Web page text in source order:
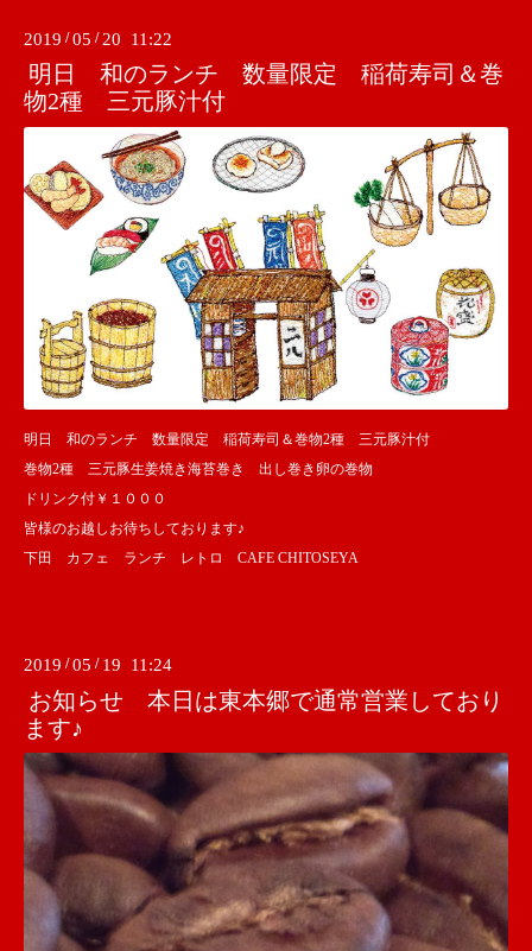
2019 /05 / 20 11:22
明日 和のランチ 数量限定 稲荷寿司＆巻
物2種 三元豚汁付
明日 和のランチ 数量限定 稲荷寿司＆巻物2種 三元豚汁付
巻物2種 三元豚生姜焼き海苔巻き 出し巻き卵の巻物
ドリンク付￥１０００
皆様のお越しお待ちしております♪
下田 カフェ ランチ レトロ CAFE CHITOSEYA
2019 /05 / 19 11:24
お知らせ 本日は東本郷で通常営業しており
ます♪